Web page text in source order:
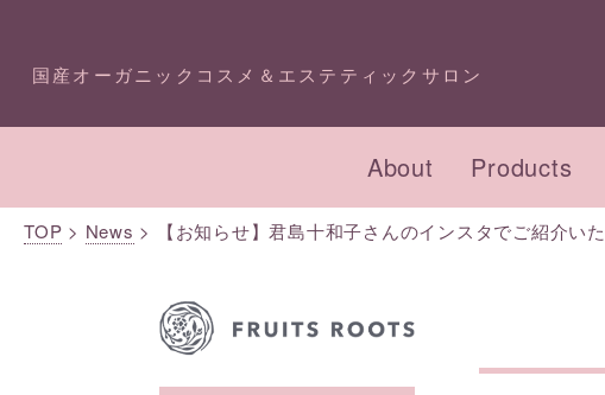
国産オーガニックコスメ＆エステティックサロン
About Products
プロダクトTOP
エステTOP
今月のキャンペーン
オーガニックコスメ・
TOP > News > 【お知らせ】君島十和子さんのインスタでご紹介いた